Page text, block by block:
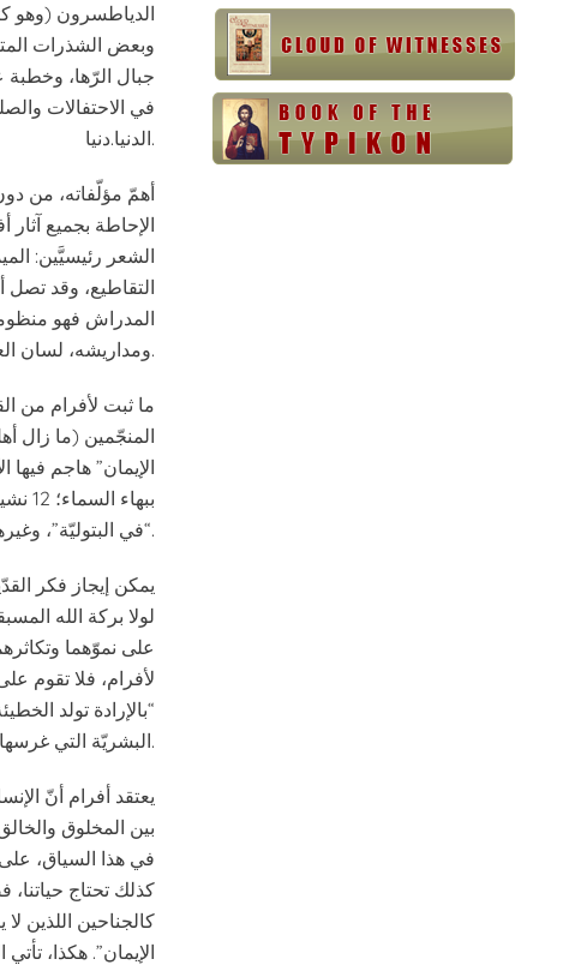
الدياطسرون (وهو
وبعض الشذرات
جبال الرّها، وخطبة
في الاحتفالات
الدنيا.دنيا.
أهمّ مؤلّفاته، من
الإحاطة بجميع
الشعر رئيسيَّين:
التقاطيع، وقد تصل
المدراش فهو
ومداريشه، لسان العقيدة الأرثوذكسيّة.
“في البتوليّة”، وغيرها في الصلب والصوم ونزول المسيح إلى الجحيم.
يمكن إيجاز فكر
لولا بركة الله
على نموّهما
لأفرام، فلا تقوم
“بالإرادة تولد
البشريّة التي غرسها الله في الإنسان، والتي من دونها يبطل أن يكون الإنسان إنساناً.
يعتقد أفرام أنّ
بين المخلوق
في هذا السياق، على
كذلك تحتاج
كالجناحين اللذين
الإيمان”. هكذا،